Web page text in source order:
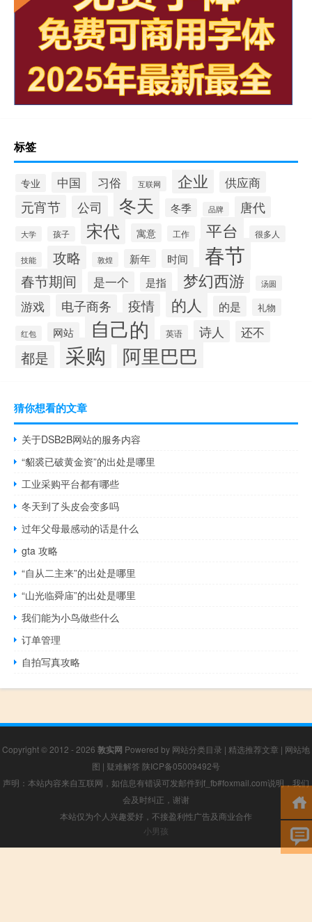
标签
专业 中国 习俗 互联网 企业 供应商
元宵节 公司 冬天 冬季 品牌 唐代
大学 孩子 宋代 寓意 工作 平台 很多人
技能 攻略 敦煌 新年 时间 春节
春节期间 是一个 是指 梦幻西游 汤圆
游戏 电子商务 疫情 的人 的是 礼物
红包 网站 自己的 英语 诗人 还不
都是 采购 阿里巴巴
猜你想看的文章
关于DSB2B网站的服务内容
“貂裘已破黄金资”的出处是哪里
工业采购平台都有哪些
冬天到了头皮会变多吗
过年父母最感动的话是什么
gta 攻略
“自从二主来”的出处是哪里
“山光临舜庙”的出处是哪里
我们能为小鸟做些什么
订单管理
自拍写真攻略
Copyright © 2012 - 2026 敦实网 Powered by 网站分类目录 | 精选推荐文章 | 网站地
图 | 疑难解答 陕ICP备05009492号
声明：本站内容来自互联网，如信息有错误可发邮件到f_fb#foxmail.com说明，我们
会及时纠正，谢谢
本站仅为个人兴趣爱好，不接盈利性广告及商业合作
小男孩